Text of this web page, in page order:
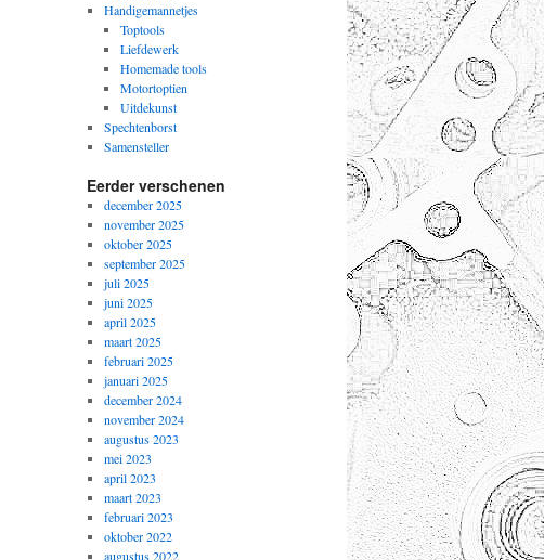
Handigemannetjes
Toptools
Liefdewerk
Homemade tools
Motortoptien
Uitdekunst
Spechtenborst
Samensteller
Eerder verschenen
december 2025
november 2025
oktober 2025
september 2025
juli 2025
juni 2025
april 2025
maart 2025
februari 2025
januari 2025
december 2024
november 2024
augustus 2023
mei 2023
april 2023
maart 2023
februari 2023
oktober 2022
augustus 2022